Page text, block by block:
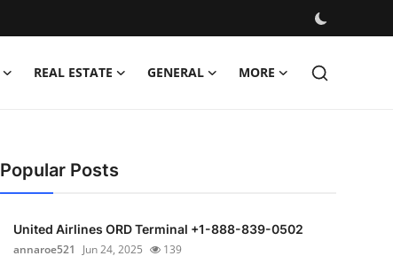
REAL ESTATE GENERAL MORE
Popular Posts
United Airlines ORD Terminal +1-888-839-0502
annaroe521
Jun 24, 2025 139